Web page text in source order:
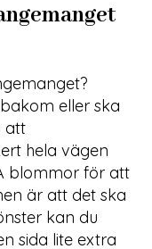
eller ska
att
hela vägen
blommor för att
är att det ska
kan du
sida lite extra